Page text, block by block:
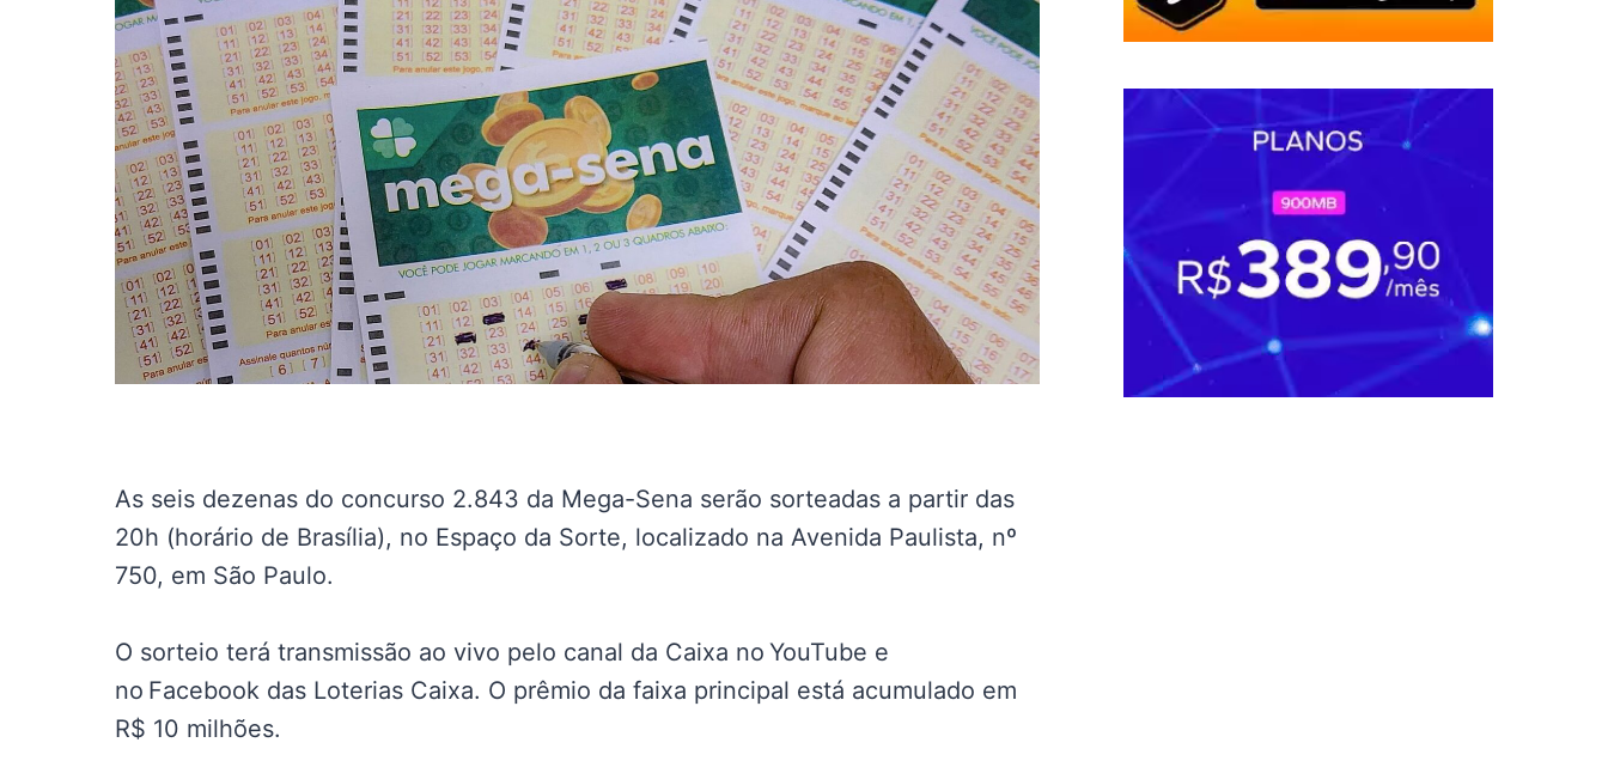
As seis dezenas do concurso 2.843 da Mega-Sena serão sorteadas a partir das
20h (horário de Brasília), no Espaço da Sorte, localizado na Avenida Paulista, nº
750, em São Paulo.
O sorteio terá transmissão ao vivo pelo canal da Caixa no YouTube e
no Facebook das Loterias Caixa. O prêmio da faixa principal está acumulado em
R$ 10 milhões.